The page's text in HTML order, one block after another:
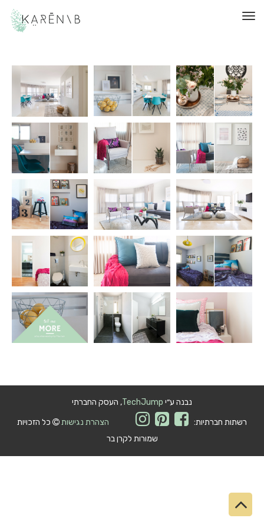
תפריט
נבנה ע״י TechJump, העסק החברתי
רשתות חברתיות:
הצהרת נגישות
כל הזכויות
שמורות לקרן בר
גלילה